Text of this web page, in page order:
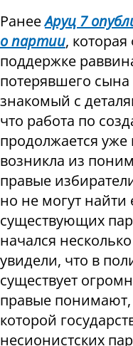
РанееАруц 7
о партии,
поддержке
потерявшего
знакомый с
что работа по
продолжается уже
возникла из
правые
но не могут
существующих
начался
увидели, что в
существует
правые понимают,
которой
несионистских